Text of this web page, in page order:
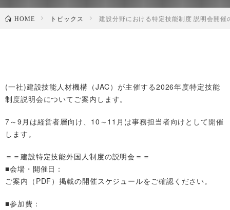
a
t
HOME トピックス 建設分野における特定技能制度 説明会開
(一社)建設技能人材機構（JAC）が主催する2026年度特定技能
制度説明会についてご案内します。
7～9月は経営者層向け、10～11月は事務担当者向けとして開催
します。
＝＝建設特定技能外国人制度の説明会＝＝
■会場・開催日：
ご案内（PDF）掲載の開催スケジュールをご確認ください。
■参加費：